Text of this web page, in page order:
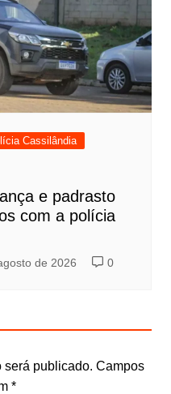
Cassilândia
e padrasto
com a polícia
de 2026 0
será publicado. Campos
*